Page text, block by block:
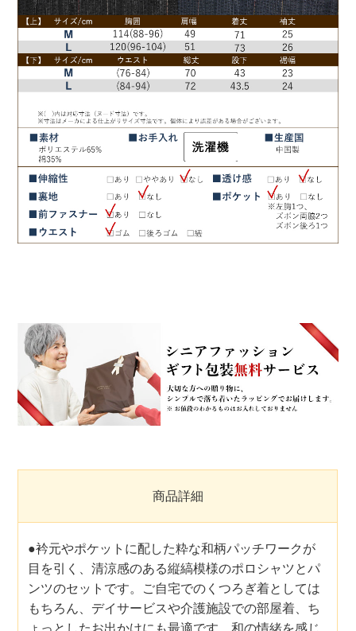
商品詳細
●衿元やポケットに配した粋な和柄パッチワークが
目を引く、清涼感のある縦縞模様のポロシャツとパ
ンツのセットです。ご自宅でのくつろぎ着としては
もちろん、デイサービスや介護施設での部屋着、ち